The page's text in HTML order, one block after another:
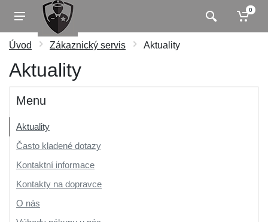
0
Úvod Zákaznický servis Aktuality
Aktuality
Menu
Aktuality
Často kladené dotazy
Kontaktní informace
Kontakty na dopravce
O nás